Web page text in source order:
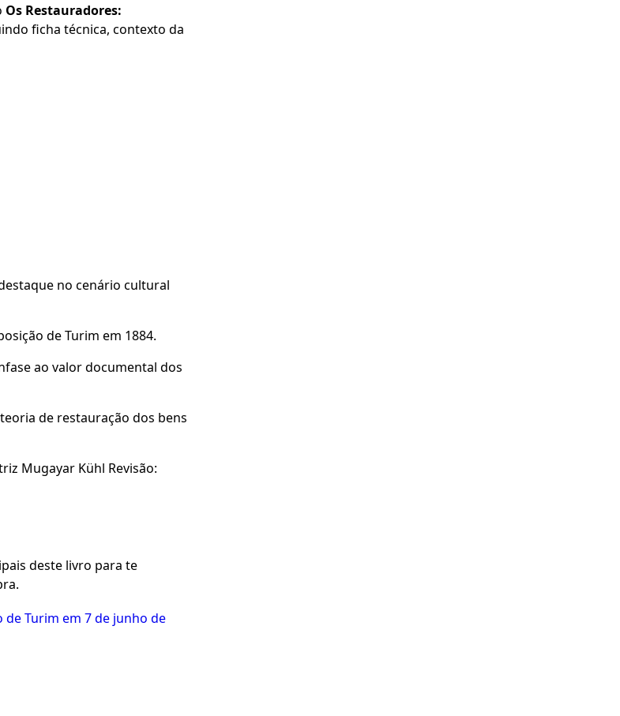
Os Restauradores:
ficha técnica, contexto da
no cenário cultural
de Turim em 1884.
ao valor documental dos
de restauração dos bens
Mugayar Kühl Revisão:
deste livro para te
de Turim em 7 de junho de